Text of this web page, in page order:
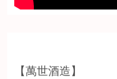
【萬世酒造】